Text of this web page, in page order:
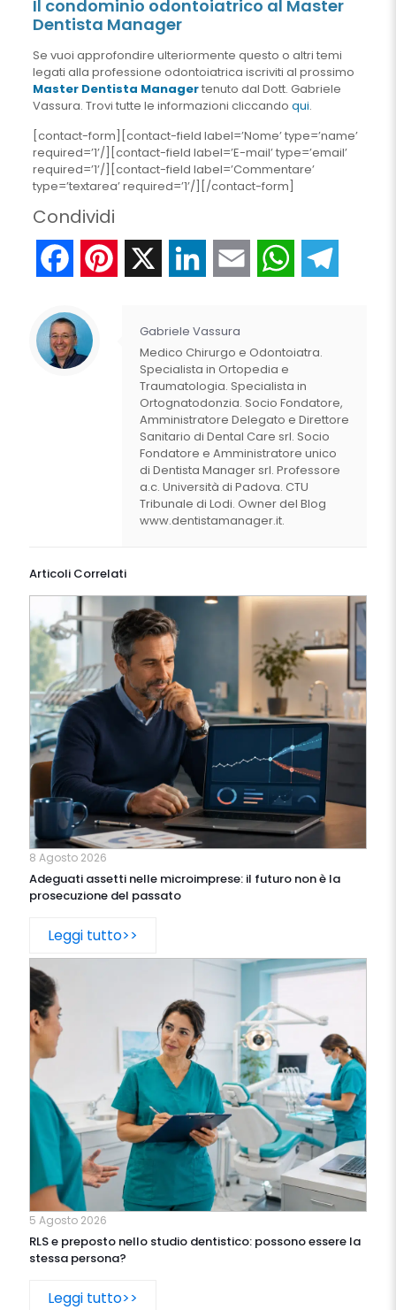
Il condominio odontoiatrico al Master
Dentista Manager
Se vuoi approfondire ulteriormente questo o altri temi
legati alla professione odontoiatrica iscriviti al prossimo
Master Dentista Managertenuto dal Dott. Gabriele
Vassura. Trovi tutte le informazioni cliccando qui.
[contact-form][contact-field label=’Nome’ type=’name’
required=’1’/][contact-field label=’E-mail’ type=’email’
required=’1’/][contact-field label=’Commentare’
type=’textarea’ required=’1’/][/contact-form]
Condividi
FacebookPinterest LinkedIn Email WhatsApp
Gabriele Vassura
Medico Chirurgo e Odontoiatra.
Specialista in Ortopedia e
Traumatologia. Specialista in
Ortognatodonzia. Socio Fondatore,
Amministratore Delegato e Direttore
Sanitario di Dental Care srl. Socio
Fondatore e Amministratore unico
di Dentista Manager srl. Professore
a.c. Università di Padova. CTU
Tribunale di Lodi. Owner del Blog
www.dentistamanager.it.
Articoli Correlati
8 Agosto 2026
Adeguati assetti nelle microimprese: il futuro non è la
prosecuzione del passato
Leggi tutto>>
5 Agosto 2026
RLS e preposto nello studio dentistico: possono essere la
stessa persona?
Leggi tutto>>